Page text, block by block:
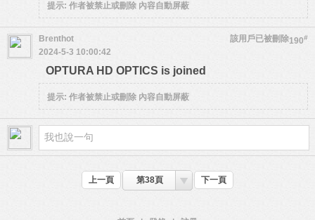
提示: 作者被禁止或刪除 內容自動屏蔽
190#
Brenthot
該用戶已被刪除
2024-5-3 10:00:42
OPTURA HD OPTICS is joined
提示: 作者被禁止或刪除 內容自動屏蔽
上一頁 第38頁 下一頁